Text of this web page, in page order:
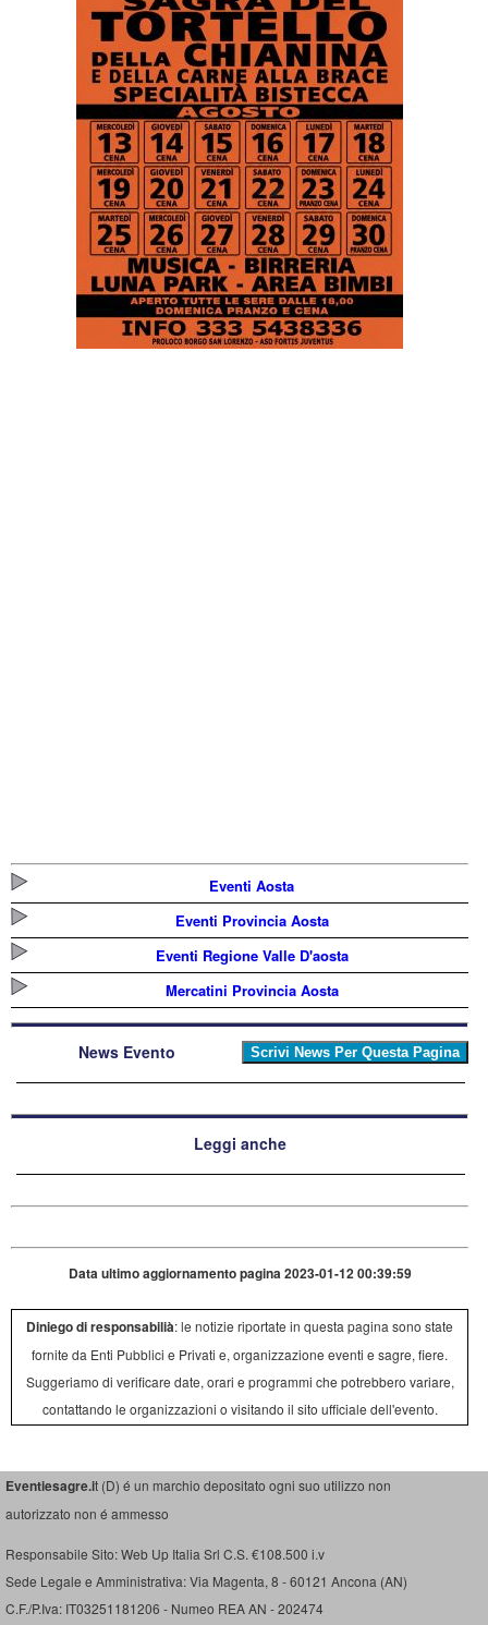
Eventi Aosta
Eventi Provincia Aosta
Eventi Regione Valle D'aosta
Mercatini Provincia Aosta
News Evento
Leggi anche
Data ultimo aggiornamento pagina 2023-01-12 00:39:59
Diniego di responsabilià: le notizie riportate in questa pagina sono state
fornite da Enti Pubblici e Privati e, organizzazione eventi e sagre, fiere.
Suggeriamo di verificare date, orari e programmi che potrebbero variare,
contattando le organizzazioni o visitando il sito ufficiale dell'evento.
Eventiesagre.it (D) é un marchio depositato ogni suo utilizzo non
autorizzato non é ammesso
Responsabile Sito: Web Up Italia Srl C.S. €108.500 i.v
Sede Legale e Amministrativa: Via Magenta, 8 - 60121 Ancona (AN)
C.F./P.Iva: IT03251181206 - Numeo REA AN - 202474